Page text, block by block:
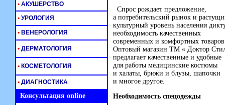
Спрос рождает предложение,
а потребительский рынок и
культурный уровень населения
необходимость качественных
современных и комфортных
Оптовый магазин ТМ « Доктор
предлагает качественные и удобные
для работы медицинские костюмы
и халаты, брюки и блузы, шапочки
и многое другое.
Необходимость спецодежды
• АКУШЕРСТВО
• УРОЛОГИЯ
• ВЕНЕРОЛОГИЯ
• ДЕРМАТОЛОГИЯ
• КОСМЕТОЛОГИЯ
• ДИАГНОСТИКА
Консультация online